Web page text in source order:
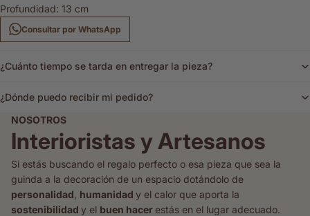
Profundidad: 13 cm
Consultar por WhatsApp
¿Cuánto tiempo se tarda en entregar la pieza?
¿Dónde puedo recibir mi pedido?
NOSOTROS
Interioristas y Artesanos
Si estás buscando el regalo perfecto o esa pieza que sea la
guinda a la decoración de un espacio dotándolo de
personalidad humanidad y el calor que aporta la
sostenibilidad y el buen hacer estás en el lugar adecuado.